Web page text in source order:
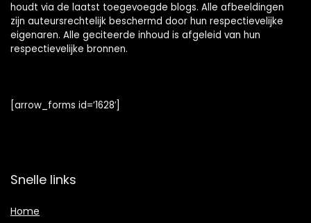
houdt via de laatst toegevoegde blogs. Alle afbeeldingen
zijn auteursrechtelijk beschermd door hun respectievelijke
eigenaren. Alle geciteerde inhoud is afgeleid van hun
respectievelijke bronnen.
[arrow_forms id=’1628′]
Snelle links
Home